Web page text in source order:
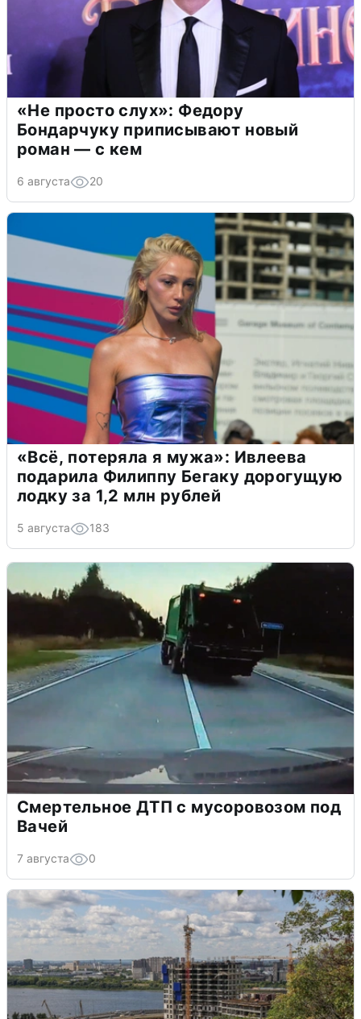
«Не просто слух»: Федору
Бондарчуку приписывают новый
роман — с кем
6 августа 20
«Всё, потеряла я мужа»: Ивлеева
подарила Филиппу Бегаку дорогущую
лодку за 1,2 млн рублей
5 августа 183
Смертельное ДТП с мусоровозом под
Вачей
7 августа 0